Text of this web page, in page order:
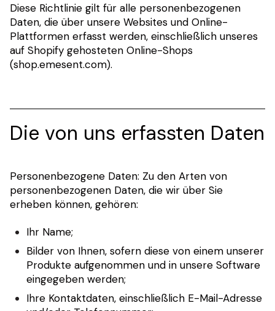
Diese Richtlinie gilt für alle personenbezogenen
Daten, die über unsere Websites und Online-
Plattformen erfasst werden, einschließlich unseres
auf Shopify gehosteten Online-Shops
(shop.emesent.com).
Die von uns erfassten Daten
Personenbezogene Daten: Zu den Arten von
personenbezogenen Daten, die wir über Sie
erheben können, gehören:
Ihr Name;
Bilder von Ihnen, sofern diese von einem unserer
Produkte aufgenommen und in unsere Software
eingegeben werden;
Ihre Kontaktdaten, einschließlich E-Mail-Adresse